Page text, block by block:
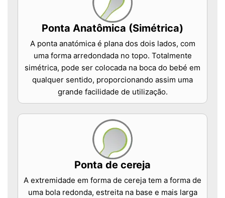
Ponta Anatômica (Simétrica)
A ponta anatómica é plana dos dois lados, com
uma forma arredondada no topo. Totalmente
simétrica, pode ser colocada na boca do bebé em
qualquer sentido, proporcionando assim uma
grande facilidade de utilização.
Ponta de cereja
A extremidade em forma de cereja tem a forma de
uma bola redonda, estreita na base e mais larga